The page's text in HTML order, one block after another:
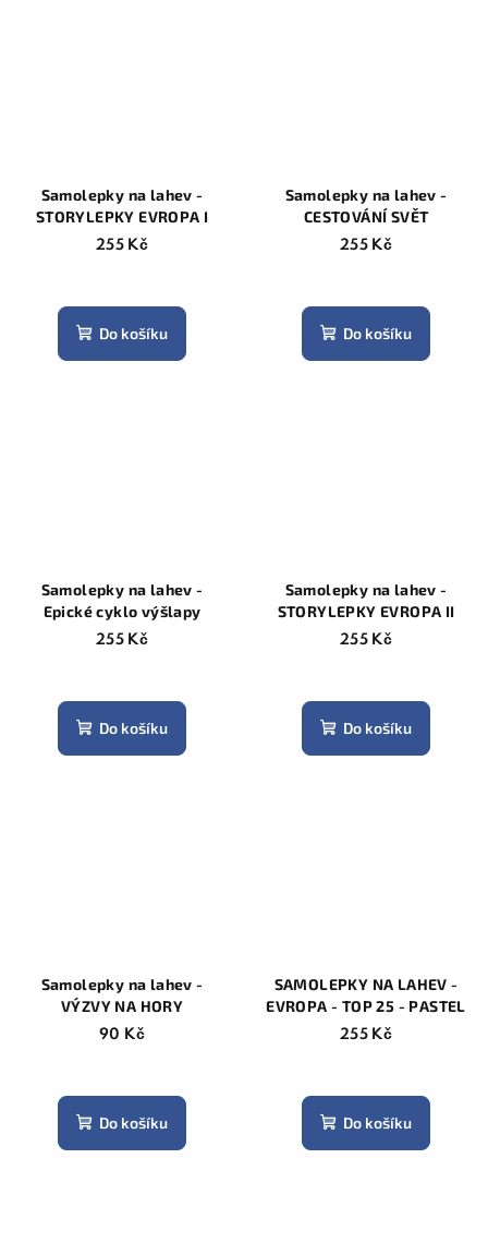
Samolepky na lahev -
STORYLEPKY EVROPA I
255 Kč
Do košíku
Samolepky na lahev -
CESTOVÁNÍ SVĚT
255 Kč
Do košíku
Samolepky na lahev -
Epické cyklo výšlapy
255 Kč
Do košíku
Samolepky na lahev -
STORYLEPKY EVROPA II
255 Kč
Do košíku
Samolepky na lahev -
VÝZVY NA HORY
90 Kč
Do košíku
SAMOLEPKY NA LAHEV -
EVROPA - TOP 25 - PASTEL
255 Kč
Do košíku